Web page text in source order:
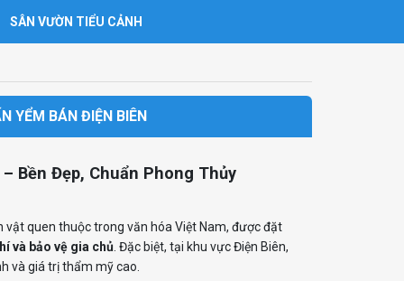
SÂN VƯỜN TIỂU CẢNH
YỂM BÁN ĐIỆN BIÊN
Bền Đẹp, Chuẩn Phong Thủy
vật quen thuộc trong văn hóa Việt Nam, được đặt
và bảo vệ gia chủ. Đặc biệt, tại khu vực Điện Biên,
và giá trị thẩm mỹ cao.